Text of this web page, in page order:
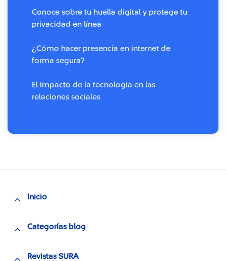
Conoce sobre tu huella digital y protege tu
privacidad en línea
¿Cómo hacer presencia en internet de
forma segura?
El impacto de la tecnología en las
relaciones sociales
Inicio
Categorías blog
Revistas SURA